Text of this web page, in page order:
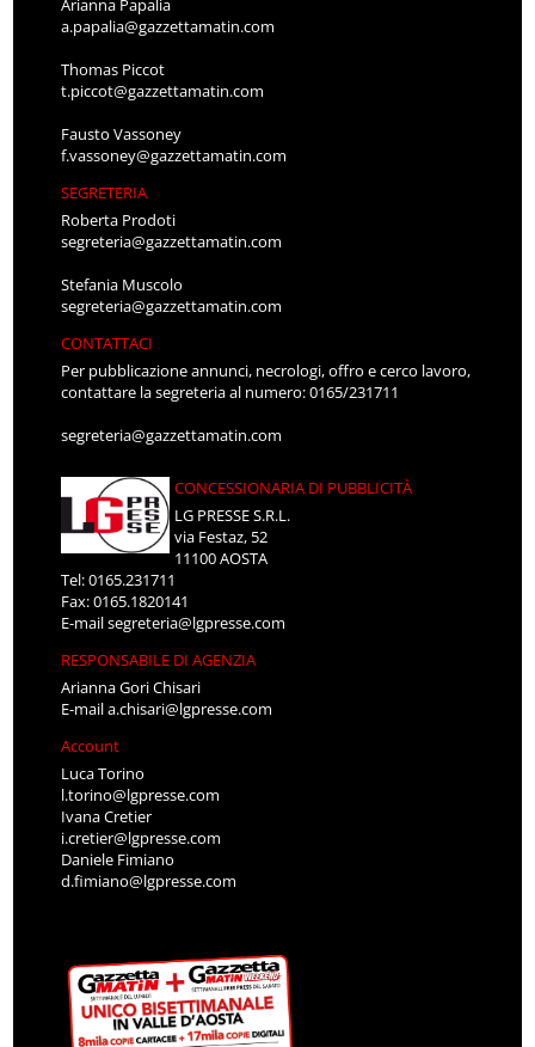
a.papalia@gazzettamatin.com
Thomas Piccot
t.piccot@gazzettamatin.com
Fausto Vassoney
f.vassoney@gazzettamatin.com
SEGRETERIA
Roberta Prodoti
segreteria@gazzettamatin.com
Stefania Muscolo
segreteria@gazzettamatin.com
CONTATTACI
Per pubblicazione annunci, necrologi, offro e cerco lavoro,
contattare la segreteria al numero: 0165/231711
segreteria@gazzettamatin.com
CONCESSIONARIA DI PUBBLICITÀ
LG PRESSE S.R.L.
via Festaz, 52
11100 AOSTA
Tel: 0165.231711
Fax: 0165.1820141
E-mailsegreteria@lgpresse.com
RESPONSABILE DI AGENZIA
Arianna Gori Chisari
E-maila.chisari@lgpresse.com
Account
Luca Torino
l.torino@lgpresse.com
Ivana Cretier
i.cretier@lgpresse.com
Daniele Fimiano
d.fimiano@lgpresse.com